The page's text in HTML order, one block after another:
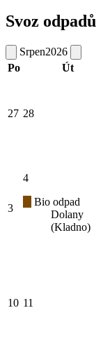
Svoz odpadů
Srpen2026
Po
Út
27 28
3
4
Bio odpad
Dolany
(Kladno)
10 11